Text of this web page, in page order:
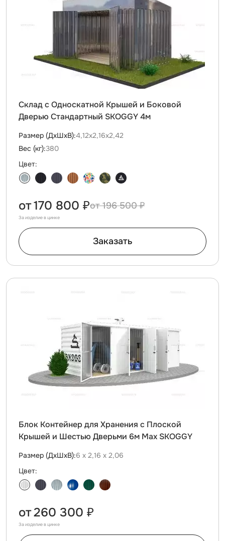
Склад с Односкатной Крышей и Боковой
Дверью Стандартный SKOGGY 4м
Размер (ДxШxВ):4,12х2,16х2,42
Вес (кг):380
Цвет:
196 500 ₽
от170 800 ₽
За изделие в цинке
Заказать
Блок Контейнер для Хранения с Плоской
Крышей и Шестью Дверьми 6м Max SKOGGY
Размер (ДxШxВ):6 х 2,16 х 2,06
Цвет:
от260 300 ₽
За изделие в цинке